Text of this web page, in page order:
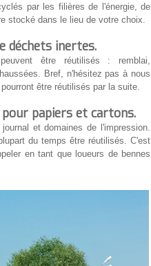
par les filières de l'énergie, de
stocké dans le lieu de votre choix.
déchets inertes.
être réutilisés : remblai,
Bref, n'hésitez pas à nous
être réutilisés par la suite.
pour papiers et cartons.
et domaines de l'impression.
du temps être réutilisés. C'est
en tant que loueurs de bennes